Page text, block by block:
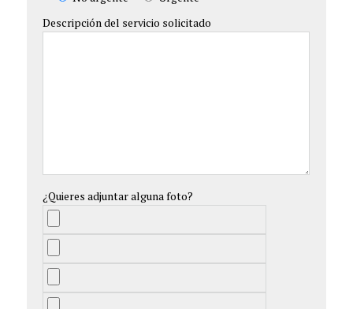
Descripción del servicio solicitado
¿Quieres adjuntar alguna foto?